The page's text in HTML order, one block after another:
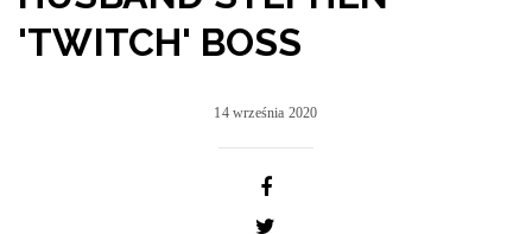
'TWITCH' BOSS
14 września 2020